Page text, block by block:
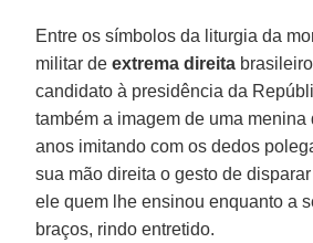
Entre os símbolos da liturgia da
militar deextrema direita
candidato à presidência da
também a imagem de uma menina
anos imitando com os dedos
sua mão direita o gesto de
ele quem lhe ensinou enquanto a
braços, rindo entretido.